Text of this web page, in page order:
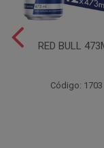
RED BULL
Código: 1703